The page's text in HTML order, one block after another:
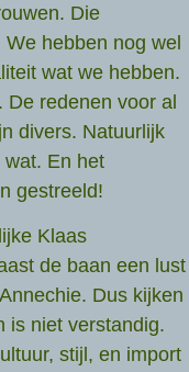
Die
hebben nog wel
wat we hebben.
De redenen voor al
divers. Natuurlijk
En het
gestreeld!
Klaas
de baan een lust
Dus kijken
is niet verstandig.
stijl, en import